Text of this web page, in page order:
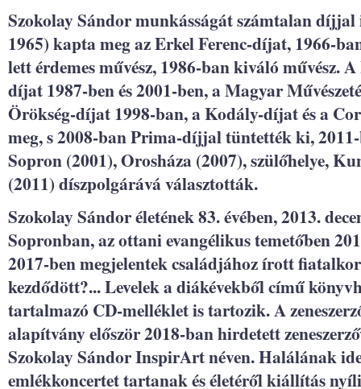
Szokolay Sándor munkásságát számtalan díjjal
1965) kapta meg az Erkel Ferenc-díjat, 1966-
lett érdemes művész, 1986-ban kiváló művész.
díjat 1987-ben és 2001-ben, a Magyar
Örökség-díjat 1998-ban, a Kodály-díjat és a
meg, s 2008-ban Prima-díjjal tüntették ki,
Sopron (2001), Orosháza (2007), szülőhelye,
(2011) díszpolgárává választották.
Szokolay Sándor életének 83. évében, 2013.
Sopronban, az ottani evangélikus temetőben
2017-ben megjelentek családjához írott
kezdődött?... Levelek a diákévekből című
tartalmazó CD-melléklet is tartozik. A
alapítvány először 2018-ban hirdetett
Szokolay Sándor InspirArt néven. Halálának
emlékkoncertet tartanak és életéről kiállítás